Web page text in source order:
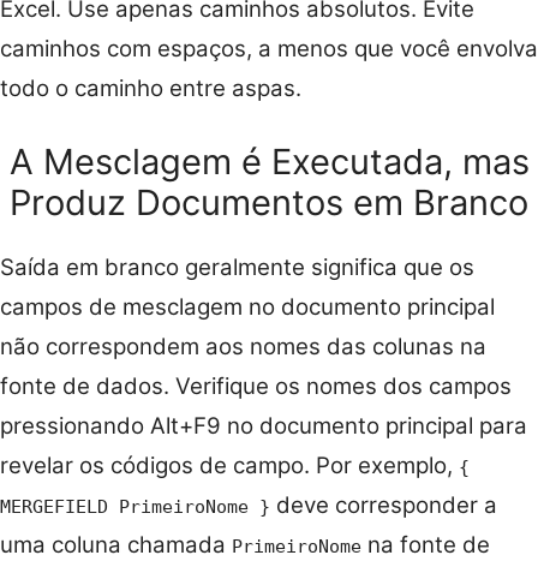
Excel. Use apenas caminhos absolutos. Evite
caminhos com espaços, a menos que você envolva
todo o caminho entre aspas.
A Mesclagem é Executada, mas
Produz Documentos em Branco
Saída em branco geralmente significa que os
campos de mesclagem no documento principal
não correspondem aos nomes das colunas na
fonte de dados. Verifique os nomes dos campos
pressionando Alt+F9 no documento principal para
revelar os códigos de campo. Por exemplo, {
MERGEFIELD PrimeiroNome } deve corresponder a
uma coluna chamada PrimeiroNome na fonte de